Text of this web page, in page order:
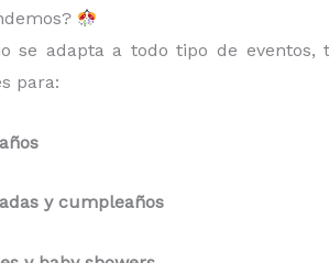
se adapta a todo tipo de eventos,
para:
y cumpleaños